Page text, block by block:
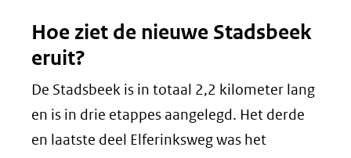
Hoe ziet de nieuwe Stadsbeek
eruit?
De Stadsbeek is in totaal 2,2 kilometer lang
en is in drie etappes aangelegd. Het derde
en laatste deel Elferinksweg was het